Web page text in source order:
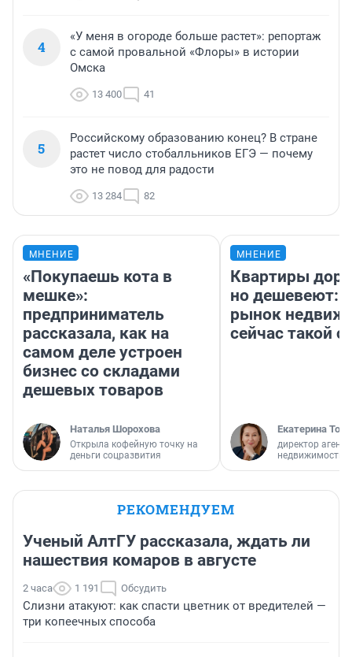
4
«У меня в огороде больше растет»: репортаж
с самой провальной «Флоры» в истории
Омска
13 400 41
5
Российскому образованию конец? В стране
растет число стобалльников ЕГЭ — почему
это не повод для радости
13 284 82
МНЕНИЕ
«Покупаешь кота в
мешке»:
предприниматель
рассказала, как на
самом деле устроен
бизнес со складами
дешевых товаров
Наталья Шорохова
Открыла кофейную точку на
деньги соцразвития
МНЕНИЕ
Квартиры
но дешевеют:
рынок
сейчас такой
Екатерина
директор
недвижимости
РЕКОМЕНДУЕМ
Ученый АлтГУ рассказала, ждать ли
нашествия комаров в августе
2 часа 1 191 Обсудить
Слизни атакуют: как спасти цветник от вредителей —
три копеечных способа